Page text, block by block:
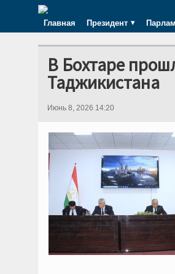
Главная Президент
В Бохтаре
Таджикистана
Июнь 8, 2026 14:20